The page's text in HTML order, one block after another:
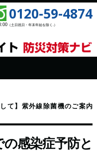
0120-59-4874
（土日祝日・年末年始を除く.）
て】紫外線除菌機のご案内
の感染症予防と